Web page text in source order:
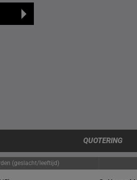
QUOTERING
(geslacht/leeftijd)